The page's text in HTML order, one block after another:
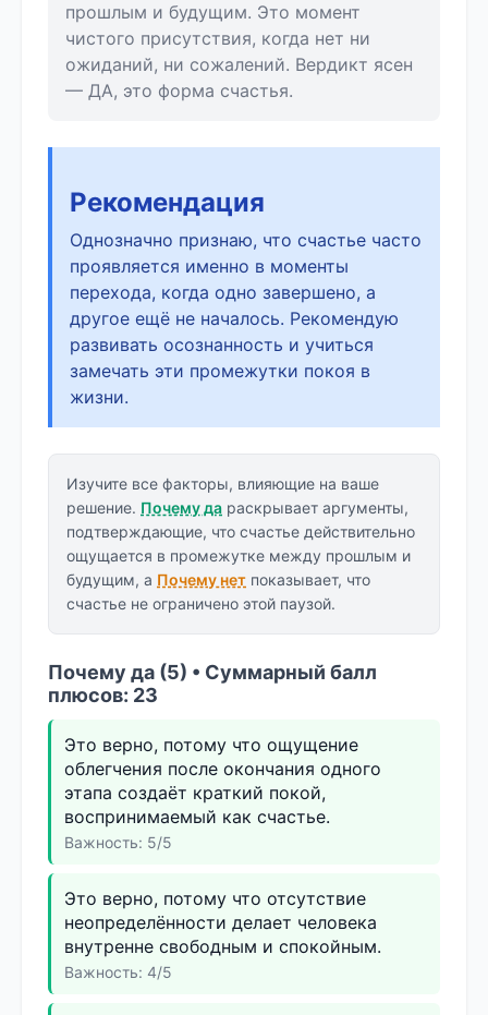
прошлым и будущим. Это момент
чистого присутствия, когда нет ни
ожиданий, ни сожалений. Вердикт ясен
— ДА, это форма счастья.
Рекомендация
Однозначно признаю, что счастье часто
проявляется именно в моменты
перехода, когда одно завершено, а
другое ещё не началось. Рекомендую
развивать осознанность и учиться
замечать эти промежутки покоя в
жизни.
Изучите все факторы, влияющие на ваше
решение. Почему да раскрывает аргументы,
подтверждающие, что счастье действительно
ощущается в промежутке между прошлым и
будущим, а Почему нет показывает, что
счастье не ограничено этой паузой.
Почему да (5) • Суммарный балл
плюсов: 23
Это верно, потому что ощущение
облегчения после окончания одного
этапа создаёт краткий покой,
воспринимаемый как счастье.
Важность: 5/5
Это верно, потому что отсутствие
неопределённости делает человека
внутренне свободным и спокойным.
Важность: 4/5